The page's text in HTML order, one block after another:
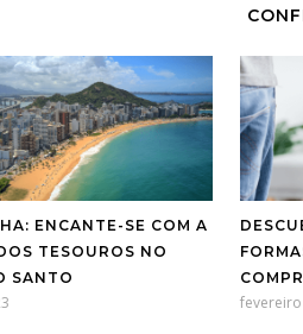
ENCANTE-SE COM A
TESOUROS NO
SANTO
fevereiro